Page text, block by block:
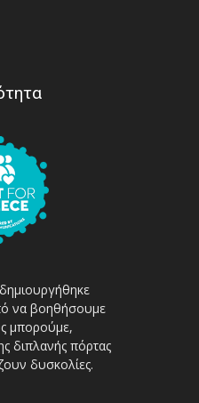
να βοηθήσουμε
μπορούμε,
διπλανής πόρτας
δυσκολίες.